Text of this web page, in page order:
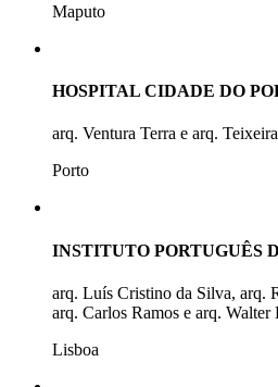
Maputo
HOSPITAL CIDADE DO
arq. Ventura Terra e arq.
Porto
INSTITUTO PORTUGUÊS
arq. Luís Cristino da Silva, arq.
arq. Carlos Ramos e arq. Walter
Lisboa